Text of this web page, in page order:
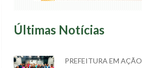
Últimas Notícias
PREFEITURA EM AÇÃO